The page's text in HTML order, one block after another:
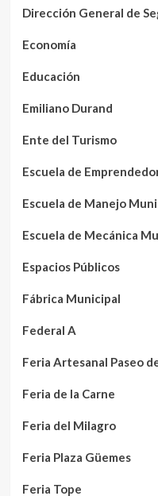
Dirección General de
Economía
Educación
Emiliano Durand
Ente del Turismo
Escuela de
Escuela de Manejo
Escuela de Mecánica
Espacios Públicos
Fábrica Municipal
Federal A
Feria Artesanal Paseo
Feria de la Carne
Feria del Milagro
Feria Plaza Güemes
Feria Tope